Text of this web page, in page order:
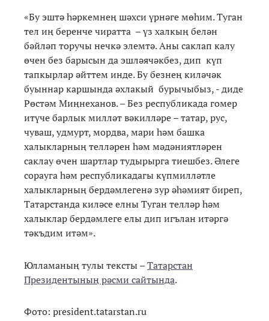
«Бу эштә һәркемнең шәхси үрнәге мөһим. Туган
тел иң беренче чиратта – үз халкың белән
бәйләп торучы нечкә элемтә. Аны саклап калу
өчен без барысын да эшләячәкбез, дип күп
тапкырлар әйттем инде. Бу безнең киләчәк
буыннар каршында әхлакый бурычыбыз, - диде
Рөстәм Миңнеханов. – Без республикада гомер
итүче барлык милләт вәкилләре – татар, рус,
чуваш, удмурт, мордва, мари һәм башка
халыкларның телләрен һәм мәдәниятләрен
саклау өчен шартлар тудырырга тиешбез. Әлеге
сорауга һәм республикадагы күпмилләтле
халыкларның бердәмлегенә зур әһәмият биреп,
Татарстанда киләсе елны Туган телләр һәм
халыклар бердәмлеге елы дип игълан итәргә
тәкъдим итәм».
Юлламаның тулы тексты –Татарстан
Президентының рәсми сайтында.
Фото: president.tatarstan.ru